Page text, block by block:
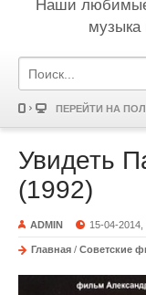
Наши
музыка
ПЕРЕЙТИ НА
Увидеть
(1992)
ADMIN 15-04-2014,
Главная / Советские